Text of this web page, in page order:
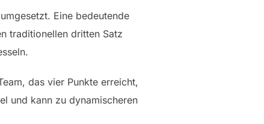
Eine bedeutende
traditionellen dritten Satz
das vier Punkte erreicht,
und kann zu dynamischeren